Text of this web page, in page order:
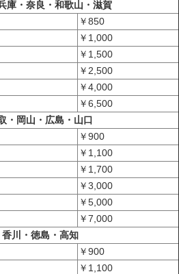
庫・奈良・和歌山・滋賀
￥850
￥1,000
￥1,500
￥2,500
￥4,000
￥6,500
・岡山・広島・山口
￥900
￥1,100
￥1,700
￥3,000
￥5,000
￥7,000
川・徳島・高知
￥900
￥1,100